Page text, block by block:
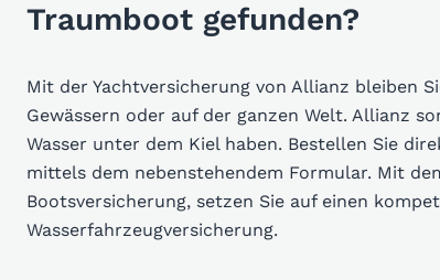
Traumboot gefunden?
Mit der Yachtversicherung von Allianz bleiben
Gewässern oder auf der ganzen Welt. Allianz
Wasser unter dem Kiel haben. Bestellen Sie
mittels dem nebenstehendem Formular. Mit
Bootsversicherung, setzen Sie auf einen
Wasserfahrzeugversicherung.